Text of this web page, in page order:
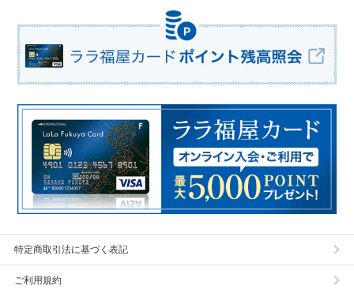
特定商取引法に基づく表記
ご利用規約